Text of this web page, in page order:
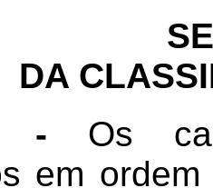
DA
- Os
em